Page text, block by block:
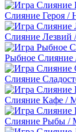
Слияние Героя /
Слияние Лезвий
Рыбное Слияние
Слияние
Слияние Кафе /
Слияние Рыбы /